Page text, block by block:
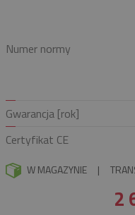
Numer normy
Gwarancja [rok]
Certyfikat CE
W MAGAZYNIE |
2